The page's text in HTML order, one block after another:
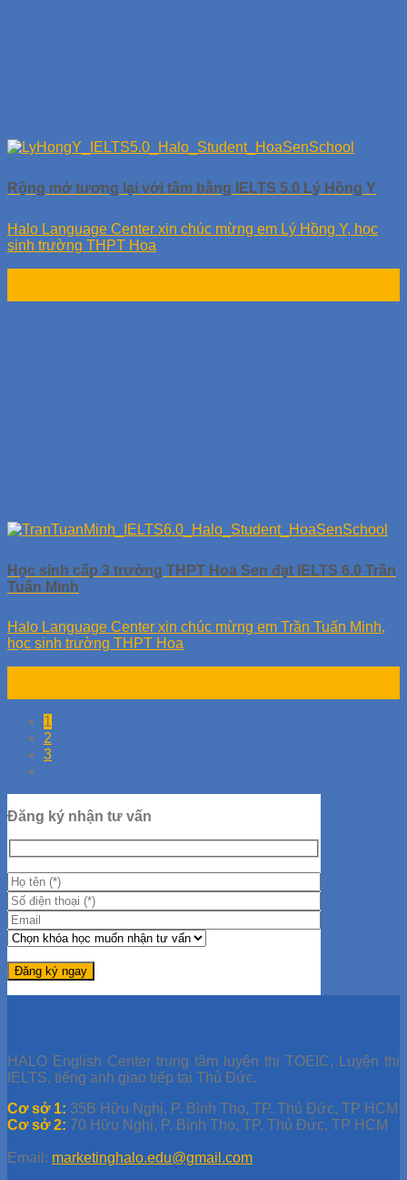
Rộng mở tương lại với tấm bằng IELTS 5.0 Lý Hồng Y
Halo Language Center xin chúc mừng em Lý Hồng Y, học
sinh trường THPT Hoa
Học sinh cấp 3 trường THPT Hoa Sen đạt IELTS 6.0 Trần
Tuấn Minh
Halo Language Center xin chúc mừng em Trần Tuấn Minh,
học sinh trường THPT Hoa
1
2
3
Đăng ký nhận tư vấn
HALO English Center trung tâm luyện thi TOEIC, Luyện thi
IELTS, tiếng anh giao tiếp tại Thủ Đức.
Cơ sở 1: 35B Hữu Nghị, P. Bình Thọ, TP. Thủ Đức, TP HCM
Cơ sở 2: 70 Hữu Nghị, P. Bình Thọ, TP. Thủ Đức, TP HCM
Email: marketinghalo.edu@gmail.com